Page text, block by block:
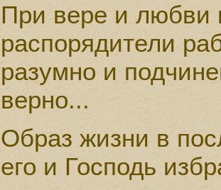
При вере и любви
распорядители
разумно и
верно...
Образ жизни в
его и Господь